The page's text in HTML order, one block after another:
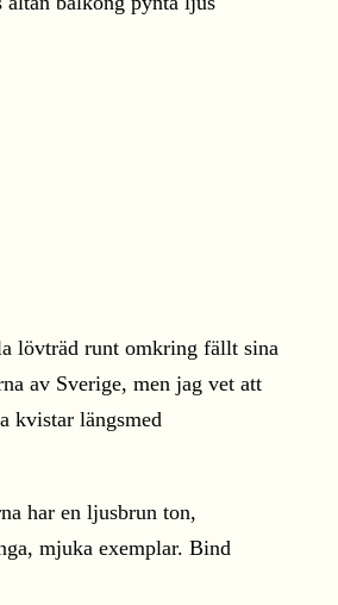
lövträd runt omkring fällt sina
av Sverige, men jag vet att
kvistar längsmed
har en ljusbrun ton,
mjuka exemplar. Bind